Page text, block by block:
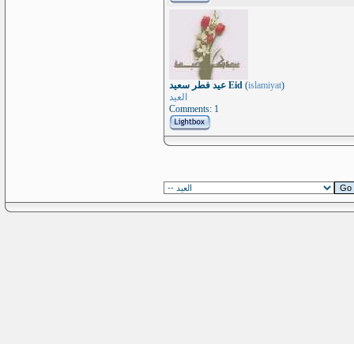
عيد فطر سعيد Eid (islamiyat)
العيد
Comments: 1